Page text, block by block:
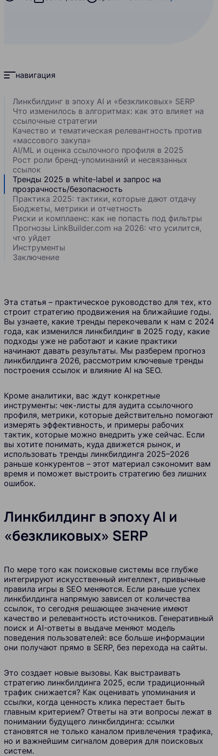
навигация
Линкбилдинг в эпоху AI и «безкликовых» SERP
Что изменилось в алгоритмах: как это влияет на
ссылочные стратегии
Качество и тематическая релевантность против
«массового закупа»
AI/ML и оценка ссылочного профиля в 2025
Рост роли бренд-упоминаний и несвязанных
ссылок
Тренды 2025 в white-label и запрос на
прозрачность/безопасность
Практика 2025: тактики, которые дают отдачу
Бюджеты, метрики и отчетность
Риски и комплаенс: как не попасть под фильтры
Прогнозы LinkBuilder.com на 2026: что усилится,
что уйдет
Инструменты
Заключение
Эта статья – практическое руководство для тех, кто
строит стратегию продвижения на ближайшие годы.
Вы узнаете, какие тренды перекочевали к нам с 2024
года, как изменился линкбилдинг в 2025 году, какие
подходы уже не работают и какие практики
начинают давать результаты. Мы разберем прогноз
линкбилдинга 2026, рассмотрим ключевые тренды
построения ссылок и влияние AI на SEO.
Кроме аналитики, вас ждут конкретные
инструменты: чек-листы для аудита ссылочного
профиля, метрики, которые действительно помогают
измерять эффективность, и примеры рабочих
тактик, которые можно внедрить уже сейчас. Если
вы хотите понимать, куда движется рынок, и
использовать тренды линкбилдинга 2025–2026
раньше конкурентов – этот материал сэкономит вам
время и поможет выстроить стратегию без лишних
ошибок.
Линкбилдинг в эпоху AI и
«безкликовых» SERP
По мере того как поисковые системы все глубже
интегрируют искусственный интеллект, привычные
правила игры в SEO меняются. Если раньше успех
линкбилдинга напрямую зависел от количества
ссылок, то сегодня решающее значение имеют
качество и релевантность источников. Генеративный
поиск и AI-ответы в выдаче меняют модель
поведения пользователей: все больше информации
они получают прямо в SERP, без перехода на сайты.
Это создает новые вызовы. Как выстраивать
стратегию линкбилдинга 2025, если традиционный
трафик снижается? Как оценивать упоминания и
ссылки, когда ценность клика перестает быть
главным критерием? Ответы на эти вопросы лежат в
понимании будущего линкбилдинга: ссылки
становятся не только каналом привлечения трафика,
но и важнейшим сигналом доверия для поисковых
систем.